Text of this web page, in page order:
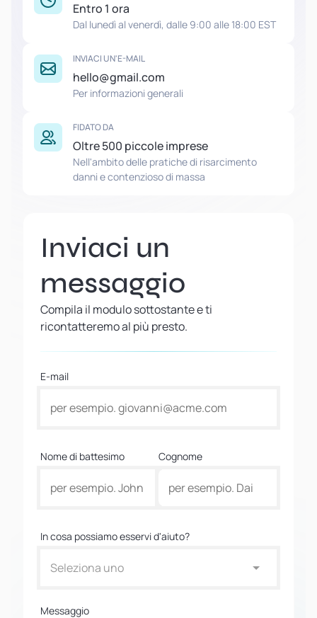
Entro 1 ora
Dal lunedì al venerdì, dalle 9:00 alle 18:00 EST
INVIACI UN'E-MAIL
hello@gmail.com
Per informazioni generali
FIDATO DA
Oltre 500 piccole imprese
Nell'ambito delle pratiche di risarcimento
danni e contenzioso di massa
Inviaci un
messaggio
Compila il modulo sottostante e ti
ricontatteremo al più presto.
E-mail
Nome di battesimo Cognome
In cosa possiamo esservi d'aiuto?
Seleziona uno
Messaggio